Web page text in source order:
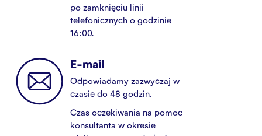
po zamknięciu linii
telefonicznych o godzinie
16:00.
E-mail
Odpowiadamy zazwyczaj w
czasie do 48 godzin.
Czas oczekiwania na pomoc
konsultanta w okresie